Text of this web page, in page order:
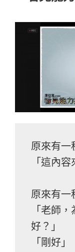
原來有一
「這內
原來有一
「老師
好？」
「剛好」